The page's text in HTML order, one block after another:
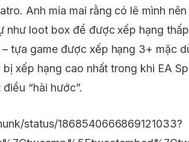
Anh mỉa mai rằng có lẽ mình
như loot box để được xếp hạng
– tựa game được xếp hạng 3+ mặc
xếp hạng cao nhất trong khi EA
“hài hước”.
status/1868540666869121033?